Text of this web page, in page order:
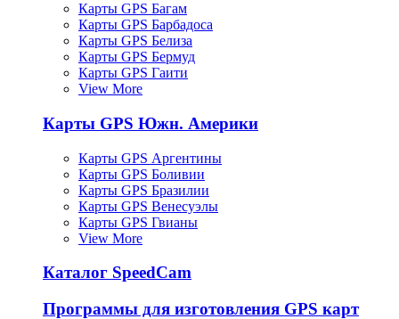
Карты GPS Багам
Карты GPS Барбадоса
Карты GPS Белиза
Карты GPS Бермуд
Карты GPS Гаити
View More
Карты GPS Южн. Америки
Карты GPS Аргентины
Карты GPS Боливии
Карты GPS Бразилии
Карты GPS Венесуэлы
Карты GPS Гвианы
View More
Каталог SpeedCam
Программы для изготовления GPS карт